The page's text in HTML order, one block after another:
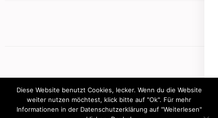
Diese Website benutzt Cookies, lecker. Wenn du die Website
weiter nutzen möchtest, klick bitte auf "Ok". Für mehr
Informationen in der Datenschutzerklärung auf "Weiterlesen"